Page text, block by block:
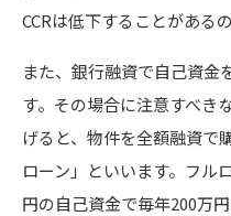
CCRは低下することがあるの
また、銀行融資で自己資金
す。その場合に注意すべき
げると、物件を全額融資で
ローン」といいます。フル
円の自己資金で毎年200万円